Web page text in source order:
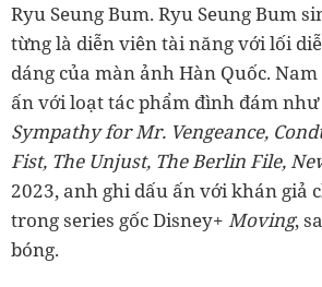
Ryu Seung Bum. Ryu Seung Bum
từng là diễn viên tài năng với lối
dáng của màn ảnh Hàn Quốc.
ấn với loạt tác phẩm đình đám
Sympathy for Mr. Vengeance,
Fist, The Unjust, The Berlin File,
2023, anh ghi dấu ấn với khán giả
trong series gốc Disney+ Moving,
bóng.